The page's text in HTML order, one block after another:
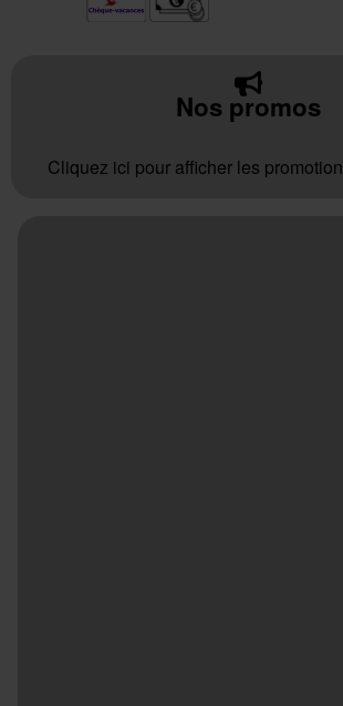
Nos promos
Cliquez ici pour afficher les